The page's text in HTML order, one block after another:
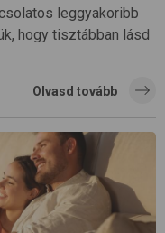
leggyakoribb
hogy tisztábban lásd
Olvasd tovább